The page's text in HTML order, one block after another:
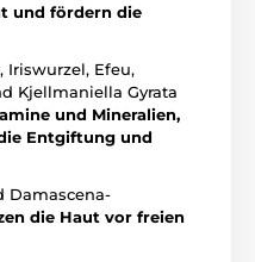
und fördern die
Iriswurzel, Efeu,
Kjellmaniella Gyrata
und Mineralien,
Entgiftung und
Damascena-
die Haut vor freien